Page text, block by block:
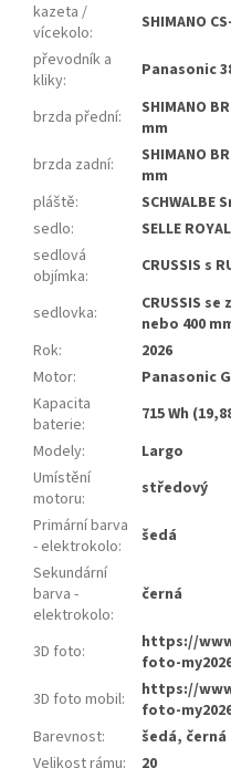
kazeta /
vícekolo:
SHIMANO
převodník a
kliky: Panasonic
brzda přední:
SHIMANO
mm
brzda zadní:
SHIMANO
mm
pláště:
SCHWALBE
sedlo:
SELLE ROYAL
sedlová
objímka: CRUSSIS s
sedlovka:
CRUSSIS
nebo 400
Rok:
2026
Motor:
Panasonic
Kapacita
baterie:
715 Wh
Modely:
Largo
Umístění
motoru:
středový
Primární barva
- elektrokolo:
šedá
Sekundární
barva -
elektrokolo:
černá
3D foto:
https://
foto-
3D foto mobil:
https://
foto-
Barevnost:
šedá, černá